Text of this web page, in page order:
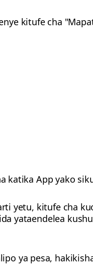
kitufe cha
katika App yako
yetu, kitufe cha
yataendelea
ya pesa,